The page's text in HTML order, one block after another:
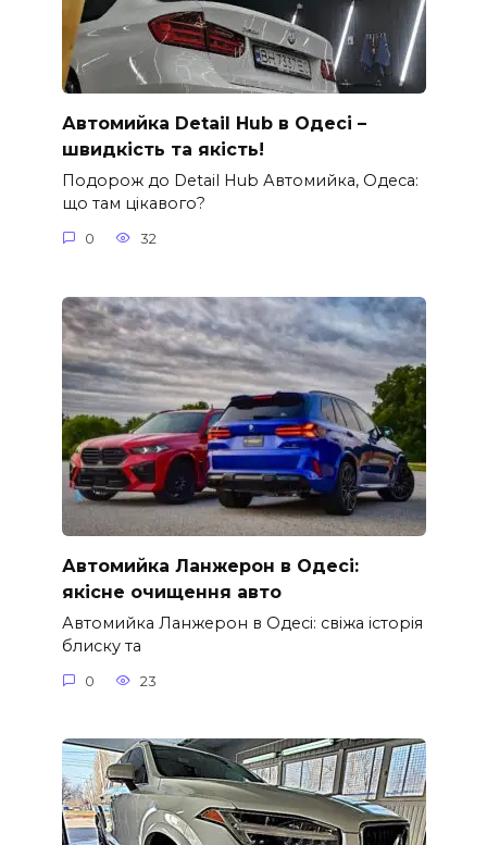
Автомийка Detail Hub в Одесі –
швидкість та якість!
Подорож до Detail Hub Автомийка, Одеса:
що там цікавого?
0 32
Автомийка Ланжерон в Одесі:
якісне очищення авто
Автомийка Ланжерон в Одесі: свіжа історія
блиску та
0 23